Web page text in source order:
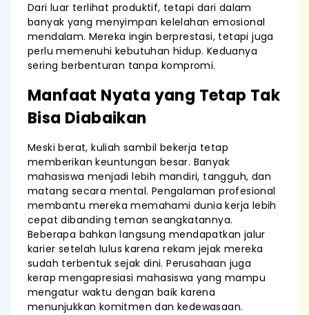
Dari luar terlihat produktif, tetapi dari dalam
banyak yang menyimpan kelelahan emosional
mendalam. Mereka ingin berprestasi, tetapi juga
perlu memenuhi kebutuhan hidup. Keduanya
sering berbenturan tanpa kompromi.
Manfaat Nyata yang Tetap Tak
Bisa Diabaikan
Meski berat, kuliah sambil bekerja tetap
memberikan keuntungan besar. Banyak
mahasiswa menjadi lebih mandiri, tangguh, dan
matang secara mental. Pengalaman profesional
membantu mereka memahami dunia kerja lebih
cepat dibanding teman seangkatannya.
Beberapa bahkan langsung mendapatkan jalur
karier setelah lulus karena rekam jejak mereka
sudah terbentuk sejak dini. Perusahaan juga
kerap mengapresiasi mahasiswa yang mampu
mengatur waktu dengan baik karena
menunjukkan komitmen dan kedewasaan.